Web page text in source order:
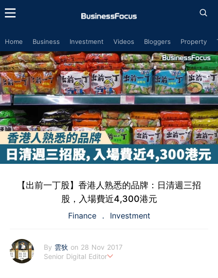
Home Business Investment Videos Bloggers Property
【出前一丁股】香港人熟悉的品牌：日清週三招
股，入場費近4,300港元
Finance Investment
By 雲狄 on 28 Nov 2017
Senior Digital Editor